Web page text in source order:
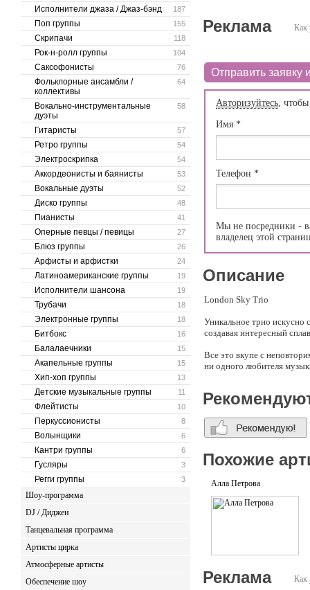
187
Исполнители джаза / Джаз-бэнд
155
Поп группы
118
Скрипачи
104
Рок-н-ролл группы
76
Саксофонисты
64
Фольклорные ансамбли /
коллективы
58
Вокально-инструментальные
дуэты
57
Гитаристы
54
Ретро группы
54
Электроскрипка
53
Аккордеонисты и баянисты
52
Вокальные дуэты
48
Диско группы
41
Пианисты
27
Оперные певцы / певицы
26
Блюз группы
24
Арфисты и арфистки
19
Латиноамериканские группы
19
Исполнители шансона
18
Трубачи
18
Электронные группы
16
Битбокс
15
Балалаечники
15
Акапельные группы
13
Хип-хоп группы
11
Детские музыкальные группы
10
Флейтисты
8
Перкуссионисты
6
Волынщики
6
Кантри группы
3
Гусляры
3
Регги группы
Шоу-программа
DJ / Диджеи
Танцевальная программа
Артисты цирка
Атмосферные артисты
Обеспечение шоу
Как
Реклама
Отправить заявку
Авторизуйтесь,
Имя *
Телефон *
Мы не посредники -
владелец этой
Описание
London Sky Trio
Уникальное трио искусно
создавая интересный
Все это вкупе с
ни одного любителя
Михаил Черенков - Гитара
Даниил Красичков -
Похожие
Алла Петрова
Как
Реклама